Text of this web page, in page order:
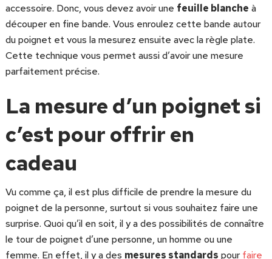
accessoire. Donc, vous devez avoir une feuille blanche à
découper en fine bande. Vous enroulez cette bande autour
du poignet et vous la mesurez ensuite avec la règle plate.
Cette technique vous permet aussi d’avoir une mesure
parfaitement précise.
La mesure d’un poignet si
c’est pour offrir en
cadeau
Vu comme ça, il est plus difficile de prendre la mesure du
poignet de la personne, surtout si vous souhaitez faire une
surprise. Quoi qu’il en soit, il y a des possibilités de connaître
le tour de poignet d’une personne, un homme ou une
femme. En effet, il y a des mesures standards pourfaire